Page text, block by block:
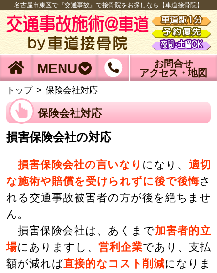
名古屋市東区で『交通事故』で接骨院をお探しなら【車道接骨院】
MENU
お問合せ
アクセス・地図
トップ 保険会社対応
保険会社対応
損害保険会社の対応
損害保険会社の言いなり になり、 適切
な施術や賠償を受けられずに後で後悔さ
れる交通事故被害者の方が後を絶ちませ
ん。
損害保険会社は、あくまで加害者的立
場にありますし、営利企業であり、支払
額が減れば直接的なコスト削減になりま